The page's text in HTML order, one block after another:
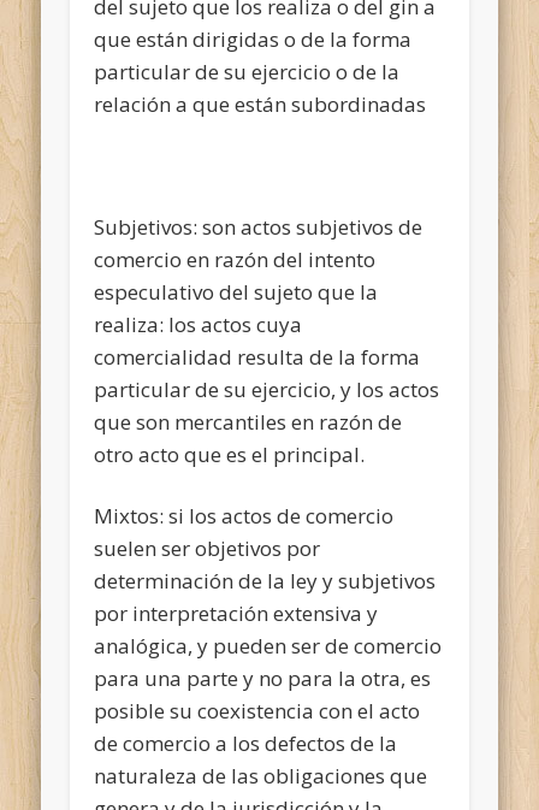
del sujeto que los realiza o del gin a
que están dirigidas o de la forma
particular de su ejercicio o de la
relación a que están subordinadas
Subjetivos: son actos subjetivos de
comercio en razón del intento
especulativo del sujeto que la
realiza: los actos cuya
comercialidad resulta de la forma
particular de su ejercicio, y los actos
que son mercantiles en razón de
otro acto que es el principal.
Mixtos: si los actos de comercio
suelen ser objetivos por
determinación de la ley y subjetivos
por interpretación extensiva y
analógica, y pueden ser de comercio
para una parte y no para la otra, es
posible su coexistencia con el acto
de comercio a los defectos de la
naturaleza de las obligaciones que